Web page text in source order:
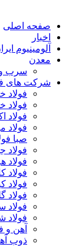
صفحه اصلی
اخبار
آلومینیوم
معدن
سرب و
شرکت های
فولاد
فولاد
فولاد
فولاد
صبا
فولاد
فولاد
فولاد
فولاد
فولاد
فولاد
فولاد
آهن و
ذوب